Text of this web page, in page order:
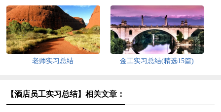
老师实习总结 金工实习总结(精选15篇)
【酒店员工实习总结】相关文章：